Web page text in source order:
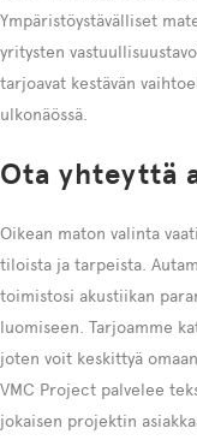
Ympäristöystävälliset
yritysten
tarjoavat kestävän
ulkonäössä.
Ota yhteyttä
Oikean maton valinta
tiloista ja tarpeista.
toimistosi akustiikan
luomiseen. Tarjoamme
joten voit keskittyä
VMC Project palvelee
jokaisen projektin